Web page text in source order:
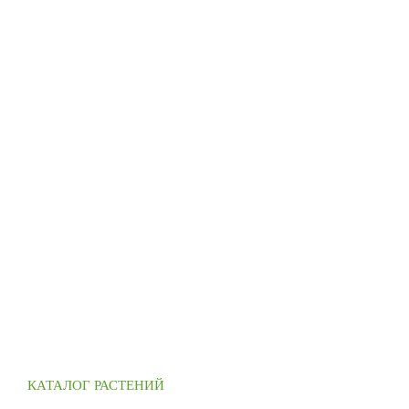
КАТАЛОГ РАСТЕНИЙ